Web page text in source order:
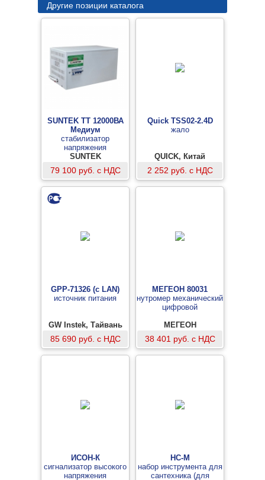
Другие позиции каталога
SUNTEK ТТ 12000ВА
Медиум
стабилизатор
напряжения
тиристорного типа
SUNTEK
79 100 руб. с НДС
Quick TSS02-2.4D
жало
QUICK, Китай
2 252 руб. с НДС
GPP-71326 (c LAN)
источник питания
GW Instek, Тайвань
85 690 руб. с НДС
МЕГЕОН 80031
нутромер механический
цифровой
МЕГЕОН
38 401 руб. с НДС
ИСОН-К
сигнализатор высокого
напряжения
НС-М
набор инструмента для
сантехника (для